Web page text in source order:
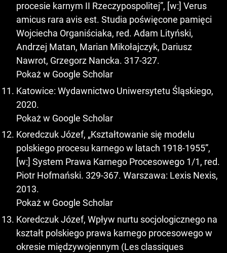
procesie karnym II Rzeczypospolitej”, [w:] Verus
amicus rara avis est. Studia poświęcone pamięci
Wojciecha Organiściaka, red. Adam Lityński,
Andrzej Matan, Marian Mikołajczyk, Dariusz
Nawrot, Grzegorz Nancka. 317-327.
Pokaż w Google Scholar
Katowice: Wydawnictwo Uniwersytetu Śląskiego,
2020.
Pokaż w Google Scholar
Koredczuk Józef, „Kształtowanie się modelu
polskiego procesu karnego w latach 1918-1955”,
[w:] System Prawa Karnego Procesowego 1/1, red.
Piotr Hofmański. 329-367. Warszawa: Lexis Nexis,
2013.
Pokaż w Google Scholar
Koredczuk Józef, Wpływ nurtu socjologicznego na
kształt polskiego prawa karnego procesowego w
okresie międzywojennym (Les classiques